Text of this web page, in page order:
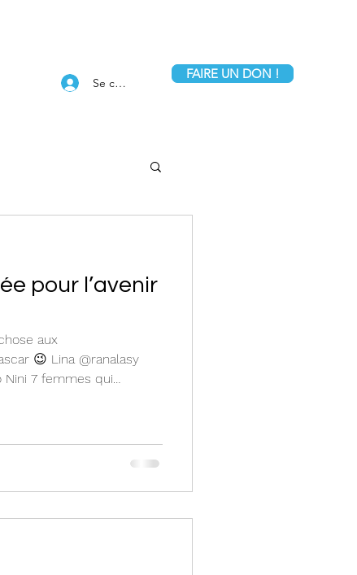
Se connecter
FAIRE UN DON !
pour l’avenir
aux
😉 Lina @ranalasy
Nini 7 femmes qui
En 1 an est sorti de
partageons un beau